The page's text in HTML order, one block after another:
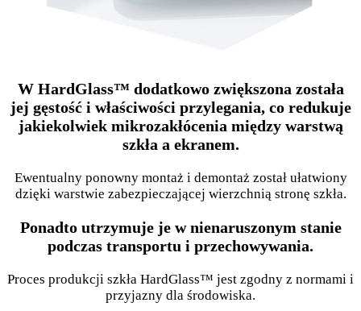
W HardGlass™ dodatkowo zwiększona została
jej gęstość i właściwości przylegania, co redukuje
jakiekolwiek mikrozakłócenia między warstwą
szkła a ekranem.
Ewentualny ponowny montaż i demontaż został ułatwiony
dzięki warstwie zabezpieczającej wierzchnią stronę szkła.
Ponadto utrzymuje je w nienaruszonym stanie
podczas transportu i przechowywania.
Proces produkcji szkła HardGlass™ jest zgodny z normami i
przyjazny dla środowiska.